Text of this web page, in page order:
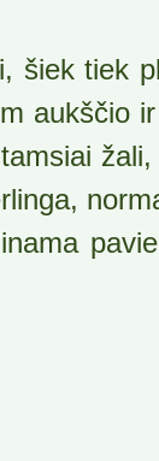
šiek tiek
aukščio